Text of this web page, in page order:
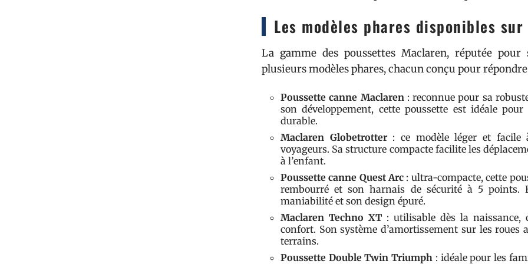
Les modèles phares disponibles
La gamme des poussettes Maclaren, réputée
plusieurs modèles phares, chacun conçu pour
Poussette canne Maclaren: reconnue pour sa
son développement, cette poussette est idéale
durable.
Maclaren Globetrotter: ce modèle léger et facile
voyageurs. Sa structure compacte facilite les
à l’enfant.
Poussette canne Quest Arc : ultra-compacte, cette
rembourré et son harnais de sécurité à 5 points.
maniabilité et son design épuré.
Maclaren Techno XT : utilisable dès la naissance,
confort. Son système d’amortissement sur les
terrains.
Poussette Double Twin Triumph : idéale pour les